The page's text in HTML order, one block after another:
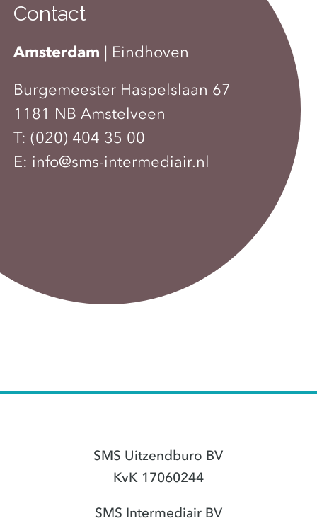
Contact
Amsterdam | Eindhoven
Burgemeester Haspelslaan 67
1181 NB Amstelveen
T:(020) 404 35 00
E: info@sms-intermediair.nl
SMS Uitzendburo BV
KvK 17060244
SMS Intermediair BV